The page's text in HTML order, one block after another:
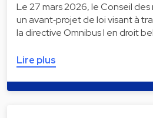
Le 27 mars 2026, le Conseil
un avant‑projet de loi visant à
la directive Omnibus I en droit
Lire plus